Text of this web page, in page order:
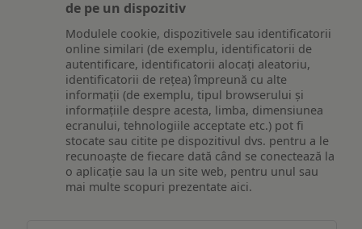
de pe un dispozitiv
Modulele cookie, dispozitivele sau identificatorii
online similari (de exemplu, identificatorii de
autentificare, identificatorii alocați aleatoriu,
identificatorii de rețea) împreună cu alte
informații (de exemplu, tipul browserului și
informațiile despre acesta, limba, dimensiunea
ecranului, tehnologiile acceptate etc.) pot fi
stocate sau citite pe dispozitivul dvs. pentru a le
recunoaște de fiecare dată când se conectează la
o aplicație sau la un site web, pentru unul sau
mai multe scopuri prezentate aici.